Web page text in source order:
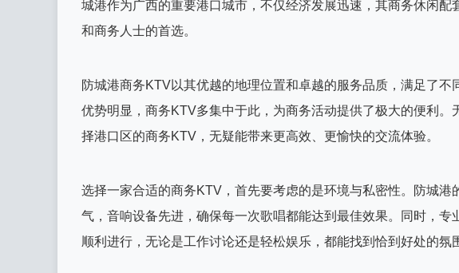
城港作为广西的重要港口城市，不仅经济发展迅速，其商务休闲
和商务人士的首选。
防城港商务KTV以其优越的地理位置和卓越的服务品质，满足了
优势明显，商务KTV多集中于此，为商务活动提供了极大的便利
择港口区的商务KTV，无疑能带来更高效、更愉快的交流体验。
选择一家合适的商务KTV，首先要考虑的是环境与私密性。防城
气，音响设备先进，确保每一次歌唱都能达到最佳效果。同时，
顺利进行，无论是工作讨论还是轻松娱乐，都能找到恰到好处的氛